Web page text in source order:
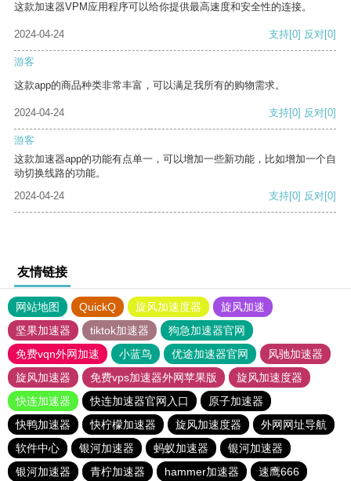
这款加速器VPM应用程序可以给你提供最高速度和安全性的连接。
2024-04-24 支持[0] 反对[0]
游客
这款app的商品种类非常丰富，可以满足我所有的购物需求。
2024-04-24 支持[0] 反对[0]
游客
这款加速器app的功能有点单一，可以增加一些新功能，比如增加一个自
动切换线路的功能。
2024-04-24
支持[0] 反对[0]
友情链接
网站地图 QuickQ 旋风加速度器
旋风加速
坚果加速器
tiktok加速器
狗急加速器官网
免费vqn外网加速
小蓝鸟 优途加速器官网
风驰加速器
旋风加速器
免费vps加速器外网苹果版
旋风加速度器
快连加速器
快连加速器官网入口
原子加速器
快鸭加速器
快柠檬加速器 旋风加速度器
外网网址导航
软件中心
银河加速器 蚂蚁加速器
银河加速器
银河加速器
青柠加速器 hammer加速器 速鹰666